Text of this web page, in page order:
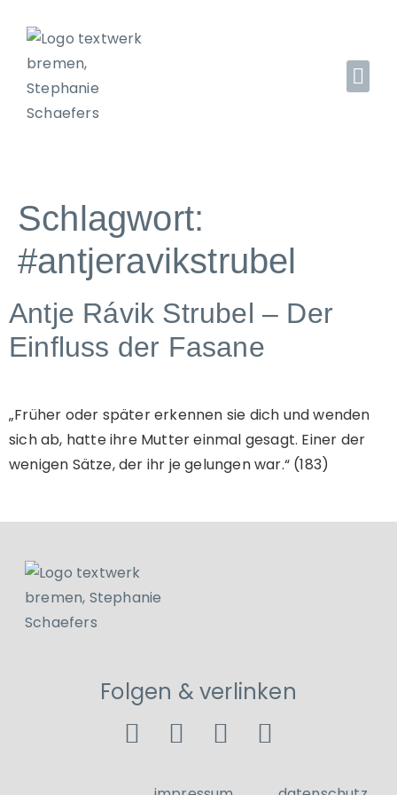
Schlagwort:
#antjeravikstrubel
Antje Rávik Strubel – Der
Einfluss der Fasane
„Früher oder später erkennen sie dich und wenden
sich ab, hatte ihre Mutter einmal gesagt. Einer der
wenigen Sätze, der ihr je gelungen war.“ (183)
Folgen & verlinken